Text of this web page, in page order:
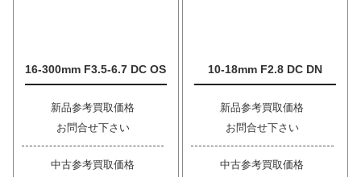
16-300mm F3.5-6.7 DC OS
新品参考買取価格
お問合せ下さい
中古参考買取価格
10-18mm F2.8 DC DN
新品参考買取価格
お問合せ下さい
中古参考買取価格